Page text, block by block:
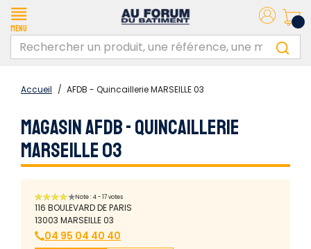
Menu
Accueil / AFDB - Quincaillerie MARSEILLE 03
MAGASIN AFDB - QUINCAILLERIE
MARSEILLE 03
Note : 4 - 17 votes
116 BOULEVARD DE PARIS
13003 MARSEILLE 03
04 95 04 40 40